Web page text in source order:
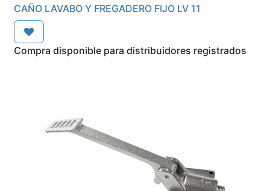
CAÑO LAVABO Y FREGADERO FIJO LV 11
Compra disponible para distribuidores registrados